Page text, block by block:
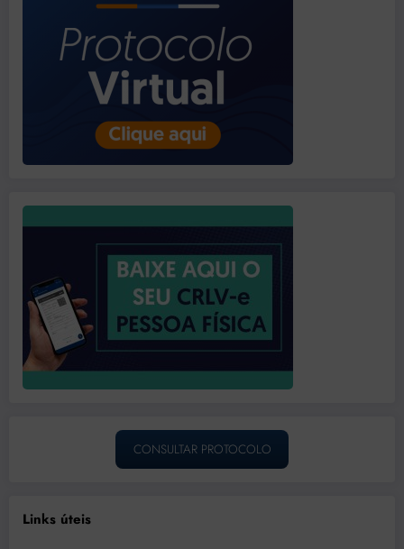
CONSULTAR PROTOCOLO
Links úteis